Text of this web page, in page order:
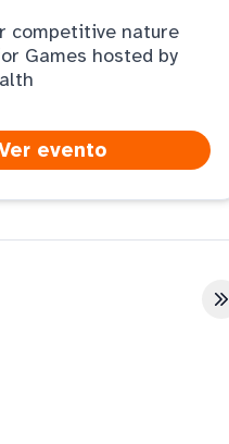
competitive nature
Games hosted by
evento